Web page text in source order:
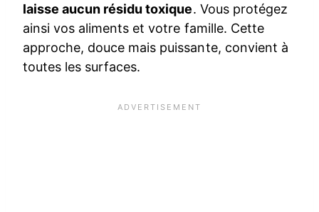
laisse aucun résidu toxique. Vous protégez
ainsi vos aliments et votre famille. Cette
approche, douce mais puissante, convient à
toutes les surfaces.